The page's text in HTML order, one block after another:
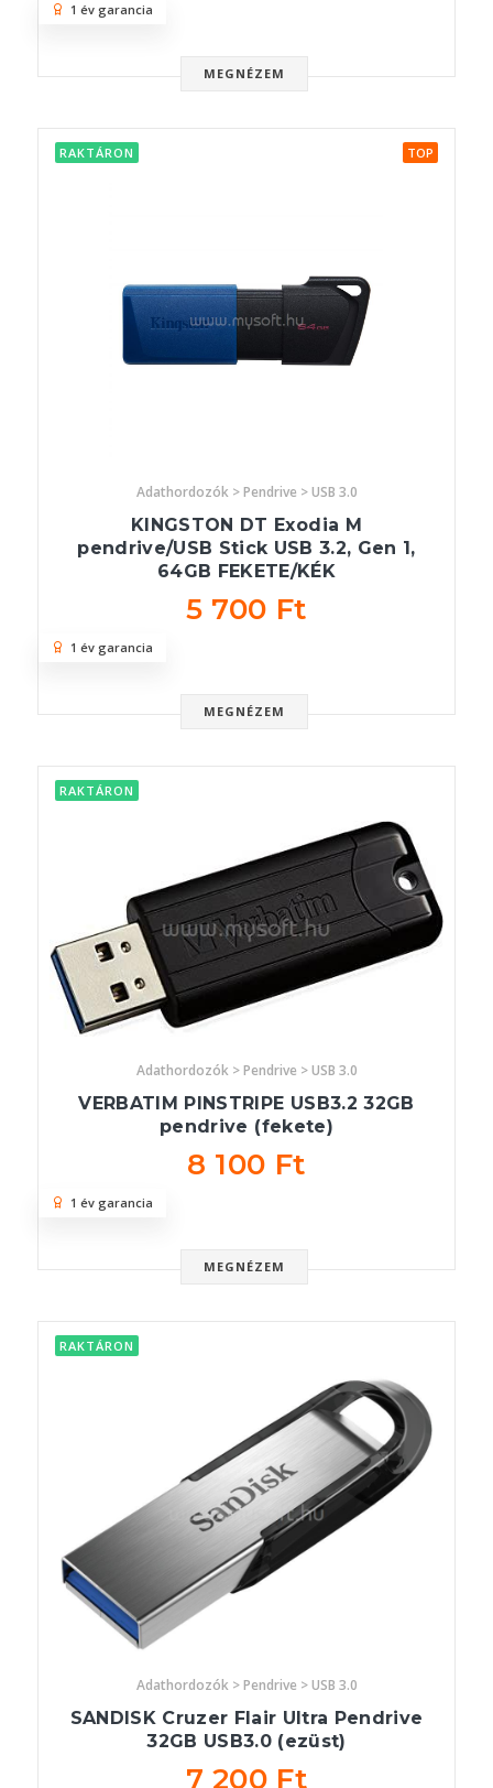
MEGNÉZEM
1 év garancia
RAKTÁRON TOP
Adathordozók > Pendrive > USB 3.0
KINGSTON DT Exodia M
pendrive/USB Stick USB 3.2, Gen 1,
64GB FEKETE/KÉK
5 700 Ft
MEGNÉZEM
1 év garancia
RAKTÁRON
Adathordozók > Pendrive > USB 3.0
VERBATIM PINSTRIPE USB3.2 32GB
pendrive (fekete)
8 100 Ft
MEGNÉZEM
1 év garancia
RAKTÁRON
Adathordozók > Pendrive > USB 3.0
SANDISK Cruzer Flair Ultra Pendrive
32GB USB3.0 (ezüst)
7 200 Ft